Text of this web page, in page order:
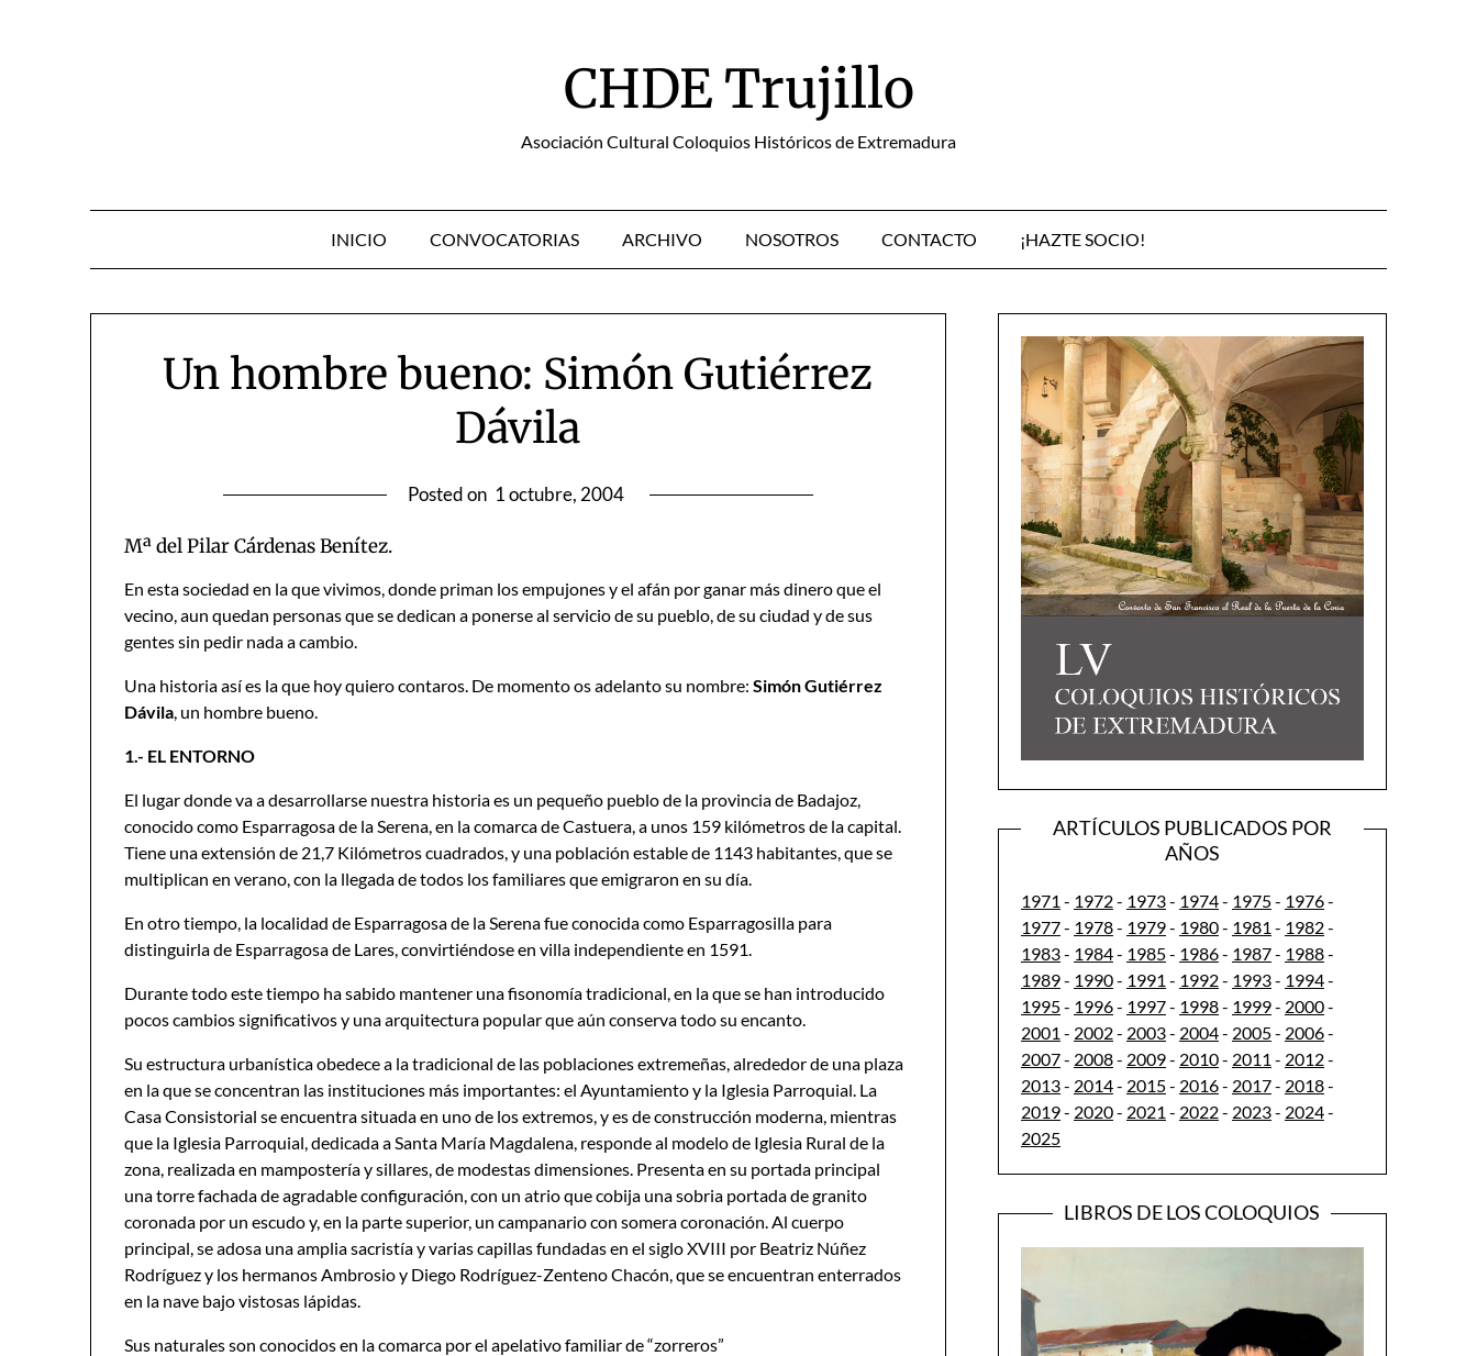
CHDE Trujillo
Asociación Cultural Coloquios Históricos de Extremadura
INICIO CONVOCATORIAS ARCHIVO NOSOTROS CONTACTO ¡HAZTE SOCIO!
Un hombre bueno: Simón Gutiérrez
Dávila
Posted on 1 octubre, 2004
Mª del Pilar Cárdenas Benítez.
En esta sociedad en la que vivimos, donde priman los empujones y el afán por ganar más dinero que el
vecino, aun quedan personas que se dedican a ponerse al servicio de su pueblo, de su ciudad y de sus
gentes sin pedir nada a cambio.
Una historia así es la que hoy quiero contaros. De momento os adelanto su nombre: Simón Gutiérrez
Dávila, un hombre bueno.
1.- EL ENTORNO
El lugar donde va a desarrollarse nuestra historia es un pequeño pueblo de la provincia de Badajoz,
conocido como Esparragosa de la Serena, en la comarca de Castuera, a unos 159 kilómetros de la capital.
Tiene una extensión de 21,7 Kilómetros cuadrados, y una población estable de 1143 habitantes, que se
multiplican en verano, con la llegada de todos los familiares que emigraron en su día.
En otro tiempo, la localidad de Esparragosa de la Serena fue conocida como Esparragosilla para
distinguirla de Esparragosa de Lares, convirtiéndose en villa independiente en 1591.
Durante todo este tiempo ha sabido mantener una fisonomía tradicional, en la que se han introducido
pocos cambios significativos y una arquitectura popular que aún conserva todo su encanto.
Su estructura urbanística obedece a la tradicional de las poblaciones extremeñas, alrededor de una plaza
en la que se concentran las instituciones más importantes: el Ayuntamiento y la Iglesia Parroquial. La
Casa Consistorial se encuentra situada en uno de los extremos, y es de construcción moderna, mientras
que la Iglesia Parroquial, dedicada a Santa María Magdalena, responde al modelo de Iglesia Rural de la
zona, realizada en mampostería y sillares, de modestas dimensiones. Presenta en su portada principal
una torre fachada de agradable configuración, con un atrio que cobija una sobria portada de granito
coronada por un escudo y, en la parte superior, un campanario con somera coronación. Al cuerpo
principal, se adosa una amplia sacristía y varias capillas fundadas en el siglo XVIII por Beatriz Núñez
Rodríguez y los hermanos Ambrosio y Diego Rodríguez-Zenteno Chacón, que se encuentran enterrados
en la nave bajo vistosas lápidas.
Sus naturales son conocidos en la comarca por el apelativo familiar de “zorreros”
ARTÍCULOS PUBLICADOS POR
AÑOS
1971 - 1972- 1973- 1974- 1975- 1976-
1977- 1978- 1979- 1980- 1981 - 1982-
1983- 1984- 1985- 1986- 1987- 1988-
1989- 1990- 1991 - 1992- 1993- 1994-
1995- 1996- 1997- 1998- 1999- 2000-
2001 - 2002- 2003- 2004- 2005- 2006-
2007- 2008- 2009- 2010- 2011 - 2012-
2013- 2014- 2015- 2016- 2017- 2018-
2019- 2020- 2021 - 2022- 2023- 2024-
2025
LIBROS DE LOS COLOQUIOS